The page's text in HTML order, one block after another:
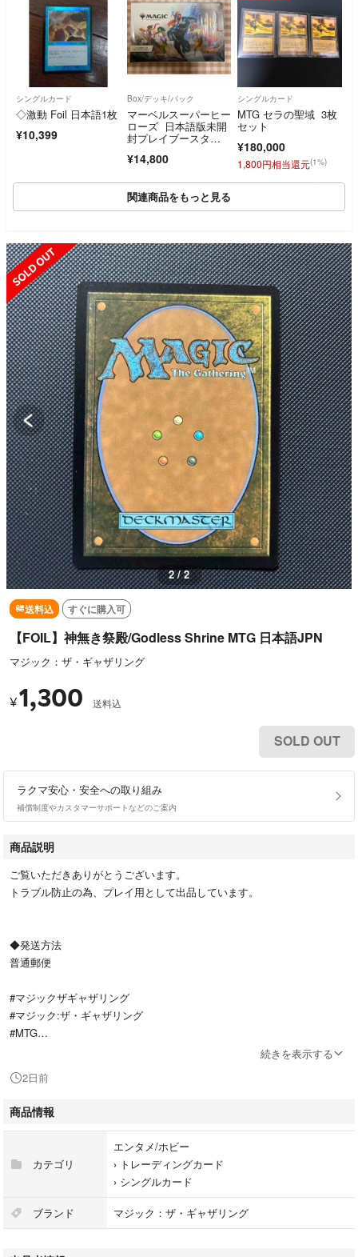
シングルカード
◇激動 Foil 日本語1枚
¥10,399
Box/デッキ/パック
マーベルスーパーヒー
ローズ 日本語版未開
封プレイブースタ
¥14,800
シングルカード
MTG セラの聖域 3枚
セット
¥180,000
1,800円相当還元(1%)
関連商品をもっと見る
SOLD OUT
2 / 2
送料込 すぐに購入可
【FOIL】神無き祭殿/Godless Shrine MTG 日本語JPN
マジック：ザ・ギャザリング
¥1,300 送料込
SOLD OUT
ラクマ安心・安全への取り組み
補償制度やカスタマーサポートなどのご案内
商品説明
ご覧いただきありがとうございます。
トラブル防止の為、プレイ用として出品しています。
◆発送方法
普通郵便
#マジックザギャザリング
#マジック:ザ・ギャザリング
#MTG
#EDH
種別···シングルカード 1枚
続きを表示する
2日前
商品情報
カテゴリ
エンタメ/ホビー
› トレーディングカード
› シングルカード
ブランド マジック：ザ・ギャザリング